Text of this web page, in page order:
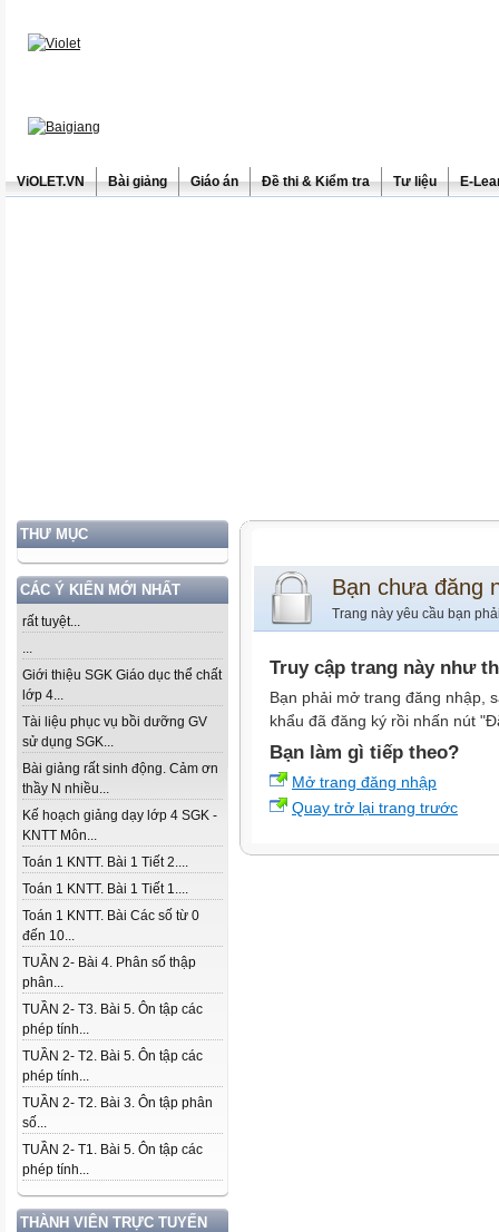
ViOLET.VN Bài giảng Giáo án Đề thi & Kiểm tra Tư liệu E-
THƯ MỤC
CÁC Ý KIẾN MỚI NHẤT
rất tuyệt...
...
Giới thiệu SGK Giáo dục thể chất
lớp 4...
Tài liệu phục vụ bồi dưỡng GV
sử dụng SGK...
Bài giảng rất sinh động. Cảm ơn
thầy N nhiều...
Kế hoạch giảng dạy lớp 4 SGK -
KNTT Môn...
Toán 1 KNTT. Bài 1 Tiết 2....
Toán 1 KNTT. Bài 1 Tiết 1....
Toán 1 KNTT. Bài Các số từ 0
đến 10...
TUẦN 2- Bài 4. Phân số thập
phân...
TUẦN 2- T3. Bài 5. Ôn tập các
phép tính...
TUẦN 2- T2. Bài 5. Ôn tập các
phép tính...
TUẦN 2- T2. Bài 3. Ôn tập phân
số...
TUẦN 2- T1. Bài 5. Ôn tập các
phép tính...
THÀNH VIÊN TRỰC TUYẾN
Bạn chưa đăng
Trang này yêu cầu bạn
Truy cập trang này như
Bạn phải mở trang đăng nhập,
khẩu đã đăng ký rồi nhấn nút
Bạn làm gì tiếp theo?
Mở trang đăng nhập
Quay trở lại trang trước